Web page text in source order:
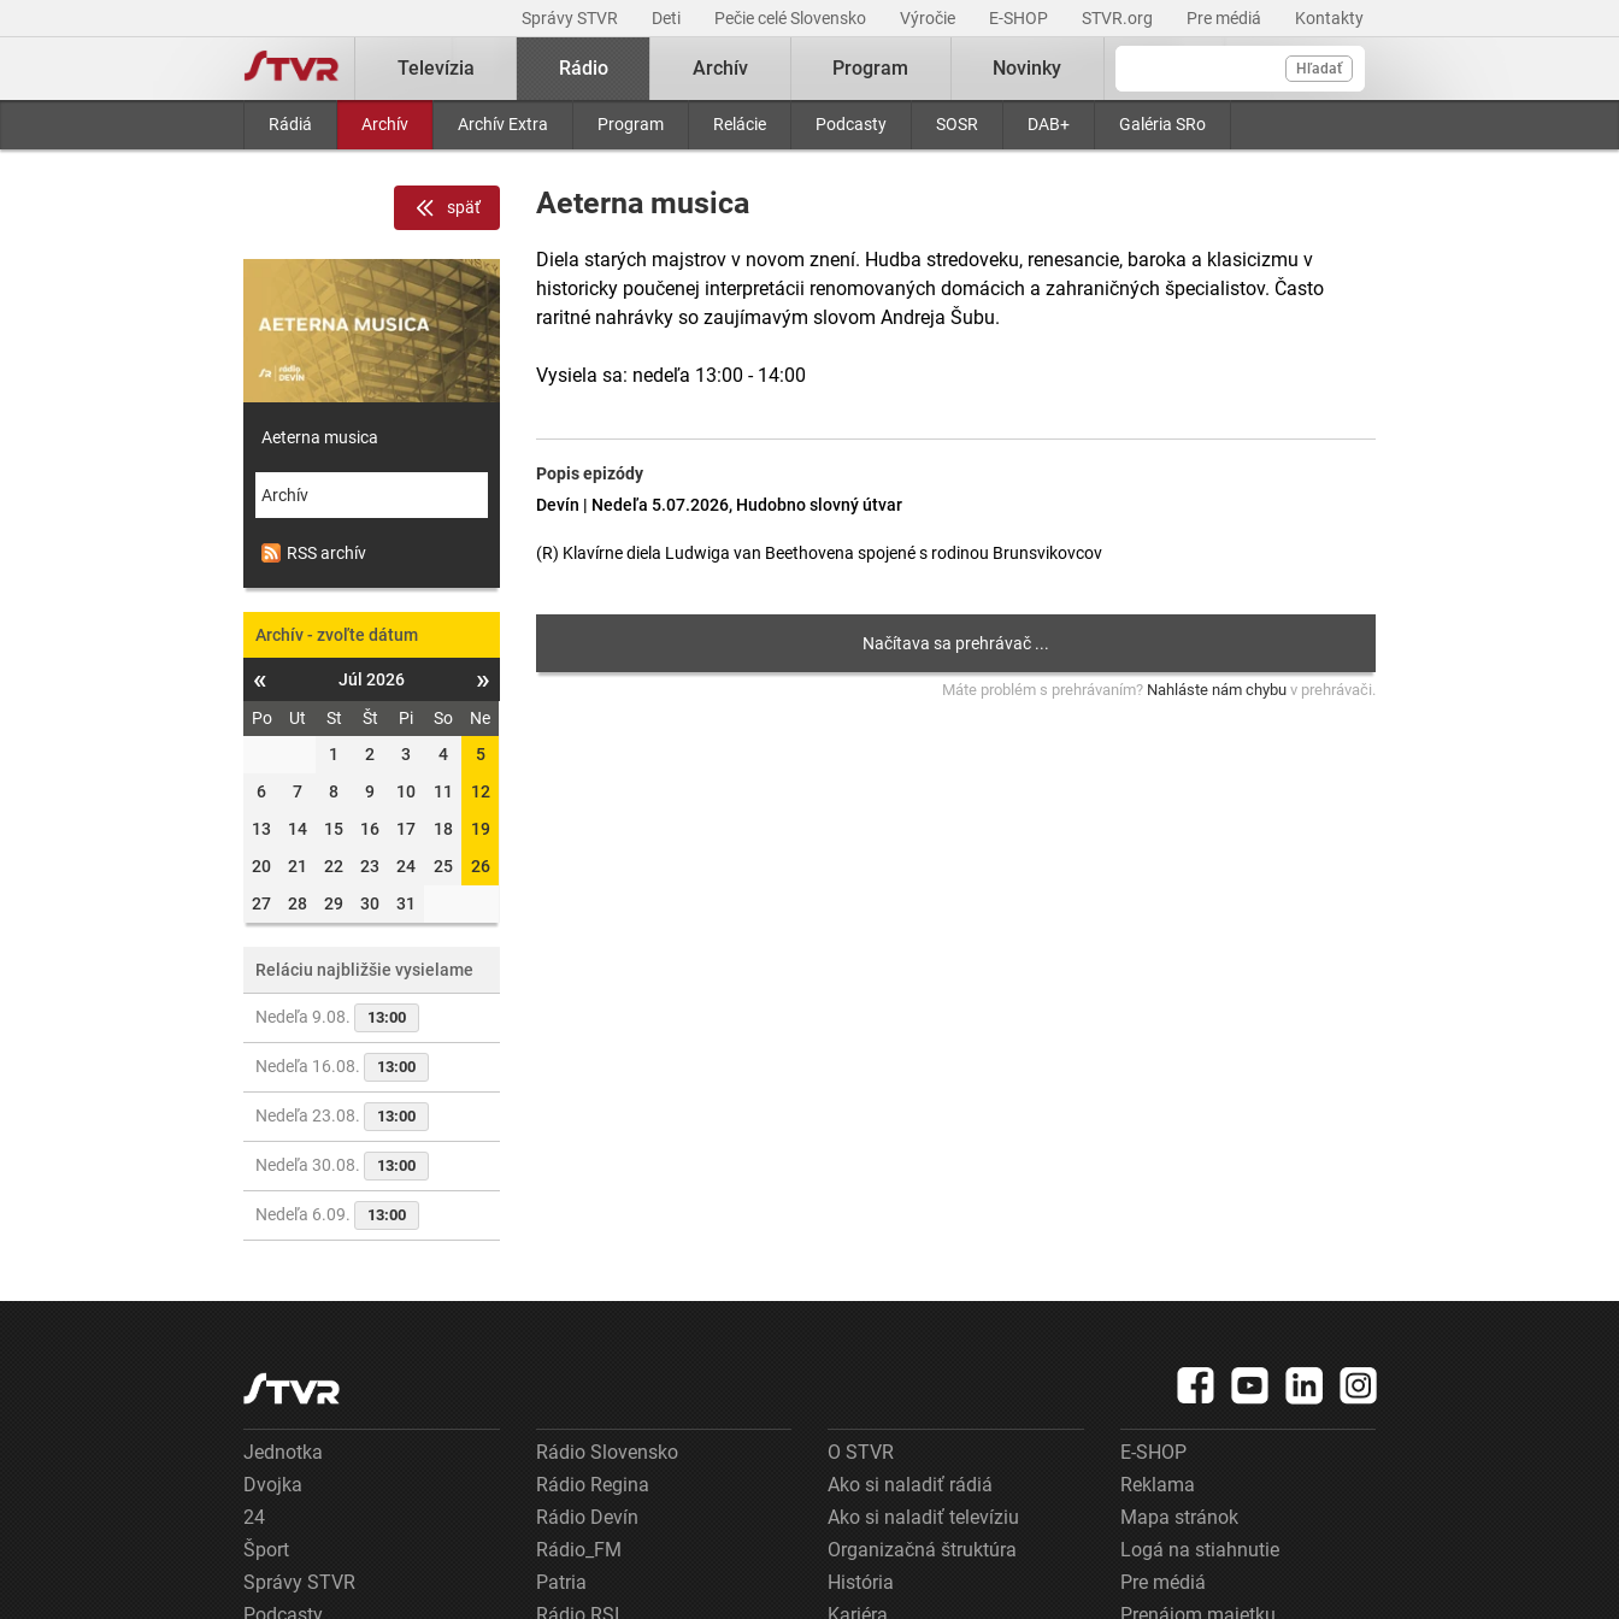
Správy STVR Deti Pečie celé Slovensko Výročie E-SHOP STVR.org Pre médiá Kontakty
Hľadať
Televízia Rádio
Rádiá Archív Archív Extra Program Relácie Podcasty SOSR DAB+ Galéria SRo
Archív Program Novinky
Aeterna musica
Diela starých majstrov v novom znení. Hudba stredoveku, renesancie, baroka a klasicizmu v
historicky poučenej interpretácii renomovaných domácich a zahraničných špecialistov. Často
raritné nahrávky so zaujímavým slovom Andreja Šubu.
Vysiela sa: nedeľa 13:00 - 14:00
Popis epizódy
Devín | Nedeľa 5.07.2026, Hudobno slovný útvar
(R) Klavírne diela Ludwiga van Beethovena spojené s rodinou Brunsvikovcov
Máte problém s prehrávaním? Nahláste nám chybu v prehrávači.
späť
Aeterna musica
Archív
RSS archív
Archív - zvoľte dátum
« Júl 2026 »
Po Ut St Št Pi So
Ne
1
2 3 4
5
6
7 8 9 10 11
12
13
14 15 16 17 18
19
20
21 22 23 24 25
26
27
28 29 30 31
Reláciu najbližšie vysielame
Nedeľa 9.08. 13:00
Nedeľa 16.08. 13:00
Nedeľa 23.08. 13:00
Nedeľa 30.08. 13:00
Nedeľa 6.09. 13:00
Jednotka
Dvojka
24
Šport
Správy STVR
Rádio Slovensko
Rádio Regina
Rádio Devín
Rádio_FM
Patria
O STVR
Ako si naladiť rádiá
Ako si naladiť televíziu
Organizačná štruktúra
História
E-SHOP
Reklama
Mapa stránok
Logá na stiahnutie
Pre médiá